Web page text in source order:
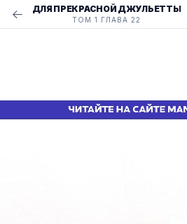
ДЛЯ ПРЕКРАСНОЙ ДЖУЛЬЕТТЫ
ТОМ 1 ГЛАВА 22